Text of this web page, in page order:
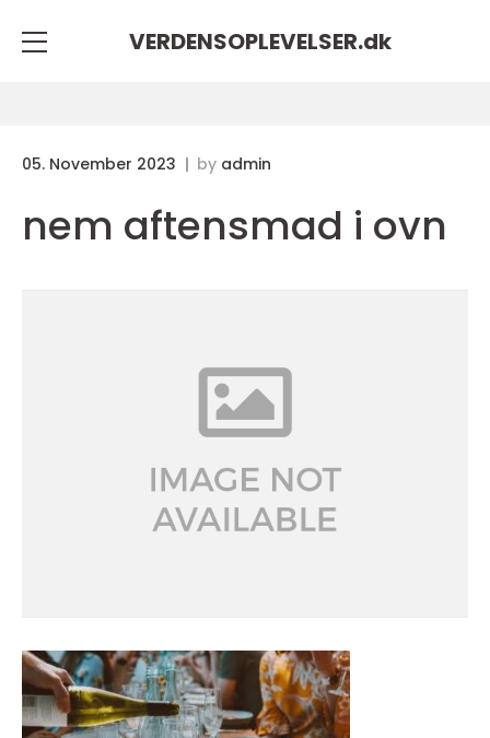
VERDENSOPLEVELSER.dk
05. November 2023 by admin
nem aftensmad i ovn